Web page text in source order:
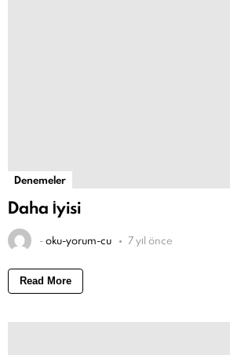
Denemeler
Daha İyisi
-oku-yorum-cu 7 yıl önce
Read More